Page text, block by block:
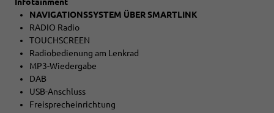
Infotainment
NAVIGATIONSSYSTEM ÜBER SMARTLINK
RADIO Radio
TOUCHSCREEN
Radiobedienung am Lenkrad
MP3-Wiedergabe
DAB
USB-Anschluss
Freisprecheinrichtung